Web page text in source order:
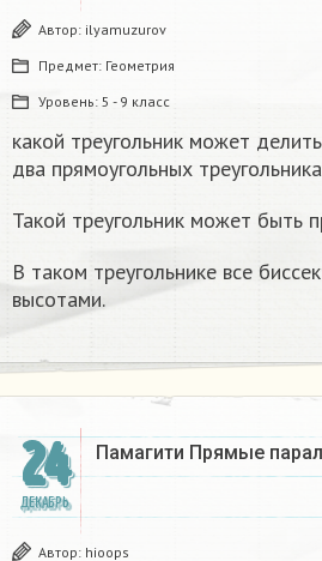
Автор: ilyamuzurov
Предмет: Геометрия
Уровень: 5 - 9 класс
какой треугольник может
два прямоугольных
Такой треугольник может быть
В таком треугольнике все
высотами.
24
ДЕКАБРЬ
Памагити Прямые
Автор: hioops